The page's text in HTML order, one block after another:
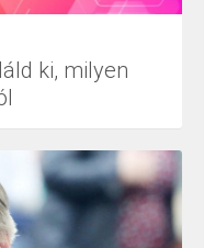
ki, milyen